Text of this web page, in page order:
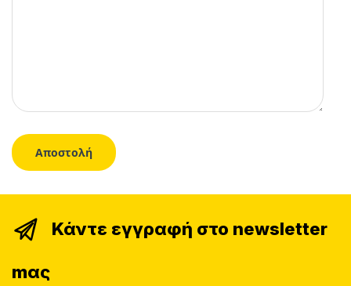
Κάντε εγγραφή στο newsletter
mας